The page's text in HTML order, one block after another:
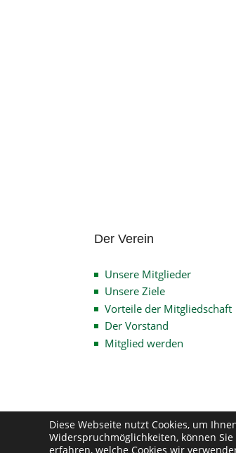
Der Verein
Unsere Mitglieder
Unsere Ziele
Vorteile der Mitgliedschaft
Der Vorstand
Mitglied werden
Diese Webseite nutzt Cookies, um
Widerspruchmöglichkeiten, können
erfahren, welche Cookies wir